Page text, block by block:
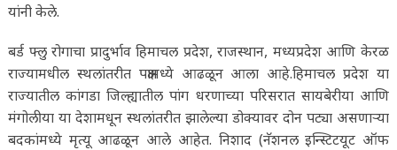
यांनी केले.
बर्ड फ्लु रोगाचा प्रादुर्भाव हिमाचल प्रदेश, राजस्थान, मध्यप्रदेश आणि केरळ
राज्यामधील स्थलांतरीत पक्षामध्ये आढळून आला आहे.हिमाचल प्रदेश या
राज्यातील कांगडा जिल्ह्यातील पांग धरणाच्या परिसरात सायबेरीया आणि
मंगोलीया या देशामधून स्थलांतरीत झालेल्या डोक्यावर दोन पट्या असणाऱ्या
बदकांमध्ये मृत्यू आढळून आले आहेत. निशाद (नॅशनल इन्स्टिटयूट ऑफ